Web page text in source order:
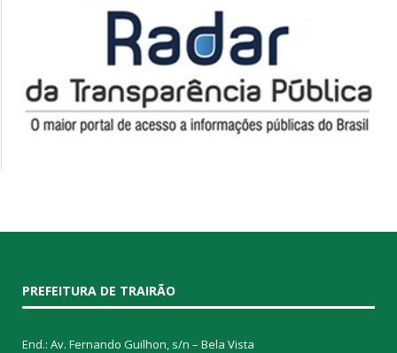
PREFEITURA DE TRAIRÃO
End.: Av. Fernando Guilhon, s/n – Bela Vista